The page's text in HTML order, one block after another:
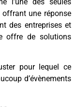
offrant une réponse
des entreprises et
offre de solutions
pour lequel ce
d’évènements